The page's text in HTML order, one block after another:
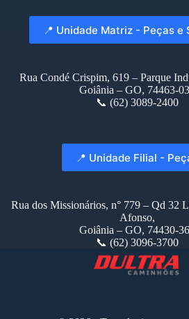
📍 Unidade Matriz - Peças e
Rua Condé Crispim, 619 – Parque
Goiânia – GO, 74463-
📞 (62) 3089-2400
📍 Unidade Filial -
Rua dos Missionários, n° 779 – Qd 32
Afonso,
Goiânia – GO, 74430-
📞 (62) 3096-3700